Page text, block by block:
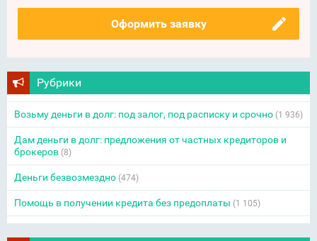
Оформить заявку
Рубрики
Возьму деньги в долг: под залог, под расписку и срочно (1 936)
Дам деньги в долг: предложения от частных кредиторов и
брокеров (8)
Деньги безвозмездно (474)
Помощь в получении кредита без предоплаты (1 105)